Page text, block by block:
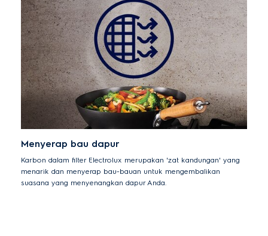
Menyerap bau dapur
Karbon dalam filter Electrolux merupakan 'zat kandungan' yang
menarik dan menyerap bau-bauan untuk mengembalikan
suasana yang menyenangkan dapur Anda.